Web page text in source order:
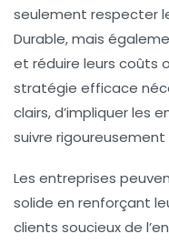
seulement respecter
Durable, mais
et réduire leurs coûts
stratégie efficace
clairs, d’impliquer les
suivre
Les entreprises
solide en renforçant
clients soucieux de